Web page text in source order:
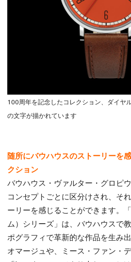
100周年を記念したコレクション、ダイヤ
の文字が描かれています
随所にバウハウスのストーリーを
クション
バウハウス・ヴァルター・グロピ
コンセプトごとに区分けされ、そ
ーリーを感じることができます。
ム）シリーズ」は、バウハウスで
ポグラフィで革新的な作品を生み
オマージュや、ミース・ファン・